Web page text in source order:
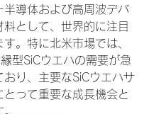
半導体および高周波デバ
料として、世界的に注目
。特に北米市場では、
型SiCウエハの需要が急
おり、主要なSiCウエハサ
とって重要な成長機会と